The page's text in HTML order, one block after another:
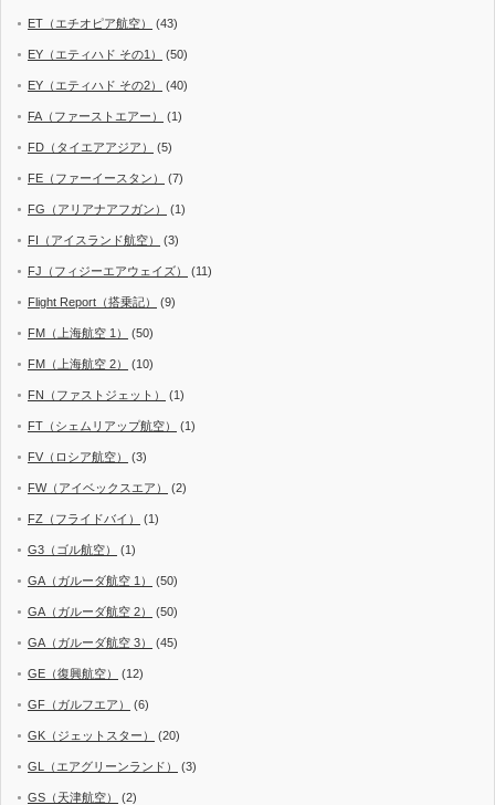
ET（エチオピア航空） (43)
EY（エティハド その1） (50)
EY（エティハド その2） (40)
FA（ファーストエアー） (1)
FD（タイエアアジア） (5)
FE（ファーイースタン） (7)
FG（アリアナアフガン） (1)
FI（アイスランド航空） (3)
FJ（フィジーエアウェイズ） (11)
Flight Report（搭乗記） (9)
FM（上海航空 1） (50)
FM（上海航空 2） (10)
FN（ファストジェット） (1)
FT（シェムリアップ航空） (1)
FV（ロシア航空） (3)
FW（アイベックスエア） (2)
FZ（フライドバイ） (1)
G3（ゴル航空） (1)
GA（ガルーダ航空 1） (50)
GA（ガルーダ航空 2） (50)
GA（ガルーダ航空 3） (45)
GE（復興航空） (12)
GF（ガルフエア） (6)
GK（ジェットスター） (20)
GL（エアグリーンランド） (3)
GS（天津航空） (2)